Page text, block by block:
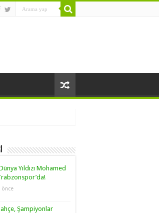
Dünya Yıldızı Mohamed
önce
Şampiyonlar